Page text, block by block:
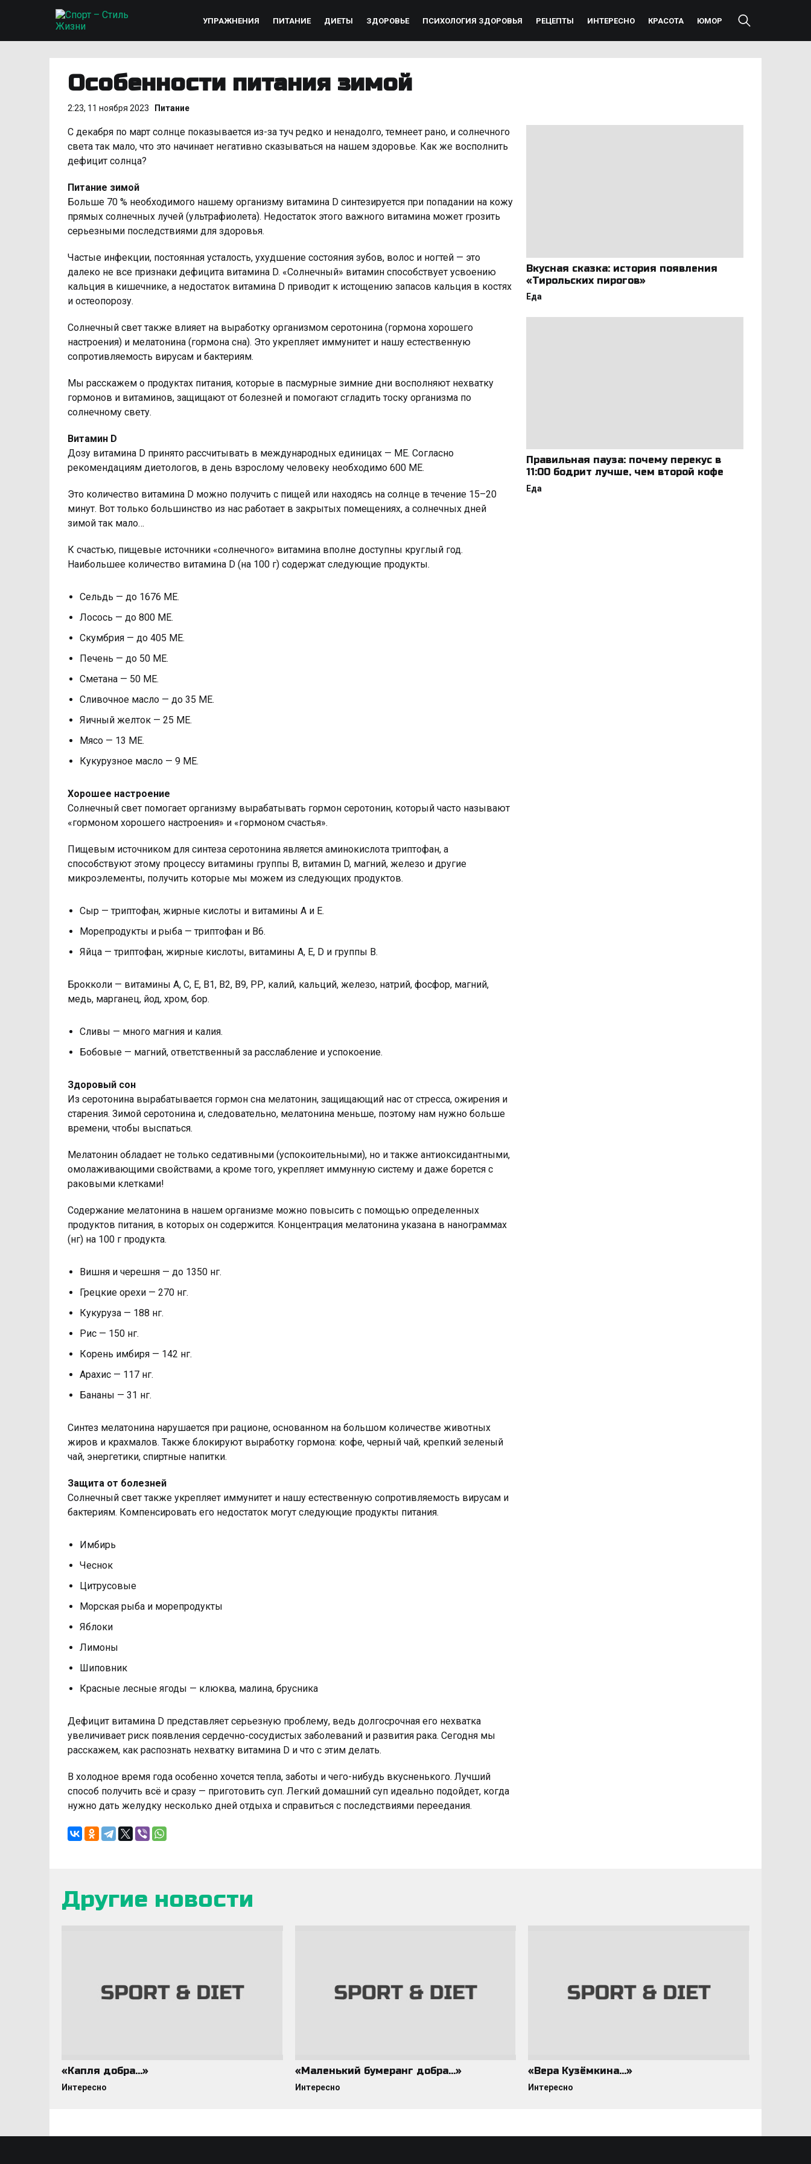
УПРАЖНЕНИЯ ПИТАНИЕ ДИЕТЫ ЗДОРОВЬЕ ПСИХОЛОГИЯ ЗДОРОВЬЯ РЕЦЕПТЫ ИНТЕРЕСНО КРАСОТА ЮМОР
Особенности питания зимой
2:23, 11 ноября 2023 Питание
С декабря по март солнце показывается из-за туч редко и ненадолго, темнеет рано, и солнечного
света так мало, что это начинает негативно сказываться на нашем здоровье. Как же восполнить
дефицит солнца?
Питание зимой
Больше 70 % необходимого нашему организму витамина D синтезируется при попадании на кожу
прямых солнечных лучей (ультрафиолета). Недостаток этого важного витамина может грозить
серьезными последствиями для здоровья.
Частые инфекции, постоянная усталость, ухудшение состояния зубов, волос и ногтей — это
далеко не все признаки дефицита витамина D. «Солнечный» витамин способствует усвоению
кальция в кишечнике, а недостаток витамина D приводит к истощению запасов кальция в костях
и остеопорозу.
Солнечный свет также влияет на выработку организмом серотонина (гормона хорошего
настроения) и мелатонина (гормона сна). Это укрепляет иммунитет и нашу естественную
сопротивляемость вирусам и бактериям.
Мы расскажем о продуктах питания, которые в пасмурные зимние дни восполняют нехватку
гормонов и витаминов, защищают от болезней и помогают сгладить тоску организма по
солнечному свету.
Витамин D
Дозу витамина D принято рассчитывать в международных единицах — МЕ. Согласно
рекомендациям диетологов, в день взрослому человеку необходимо 600 ME.
Это количество витамина D можно получить с пищей или находясь на солнце в течение 15–20
минут. Вот только большинство из нас работает в закрытых помещениях, а солнечных дней
зимой так мало…
К счастью, пищевые источники «солнечного» витамина вполне доступны круглый год.
Наибольшее количество витамина D (на 100 г) содержат следующие продукты.
Сельдь — до 1676 МЕ.
Лосось — до 800 МЕ.
Скумбрия — до 405 МЕ.
Печень — до 50 МЕ.
Сметана — 50 МЕ.
Сливочное масло — до 35 МЕ.
Яичный желток — 25 МЕ.
Мясо — 13 МЕ.
Кукурузное масло — 9 МЕ.
Хорошее настроение
Солнечный свет помогает организму вырабатывать гормон серотонин, который часто называют
«гормоном хорошего настроения» и «гормоном счастья».
Пищевым источником для синтеза серотонина является аминокислота триптофан, а
способствуют этому процессу витамины группы B, витамин D, магний, железо и другие
микроэлементы, получить которые мы можем из следующих продуктов.
Сыр — триптофан, жирные кислоты и витамины А и Е.
Морепродукты и рыба — триптофан и B6.
Яйца — триптофан, жирные кислоты, витамины А, Е, D и группы B.
Брокколи — витамины А, С, Е, В1, В2, В9, РР, калий, кальций, железо, натрий, фосфор, магний,
медь, марганец, йод, хром, бор.
Сливы — много магния и калия.
Бобовые — магний, ответственный за расслабление и успокоение.
Здоровый сон
Из серотонина вырабатывается гормон сна мелатонин, защищающий нас от стресса, ожирения и
старения. Зимой серотонина и, следовательно, мелатонина меньше, поэтому нам нужно больше
времени, чтобы выспаться.
Мелатонин обладает не только седативными (успокоительными), но и также антиоксидантными,
омолаживающими свойствами, а кроме того, укрепляет иммунную систему и даже борется с
раковыми клетками!
Содержание мелатонина в нашем организме можно повысить с помощью определенных
продуктов питания, в которых он содержится. Концентрация мелатонина указана в нанограммах
(нг) на 100 г продукта.
Вишня и черешня — до 1350 нг.
Грецкие орехи — 270 нг.
Кукуруза — 188 нг.
Рис — 150 нг.
Корень имбиря — 142 нг.
Арахис — 117 нг.
Бананы — 31 нг.
Синтез мелатонина нарушается при рационе, основанном на большом количестве животных
жиров и крахмалов. Также блокируют выработку гормона: кофе, черный чай, крепкий зеленый
чай, энергетики, спиртные напитки.
Защита от болезней
Солнечный свет также укрепляет иммунитет и нашу естественную сопротивляемость вирусам и
бактериям. Компенсировать его недостаток могут следующие продукты питания.
Имбирь
Чеснок
Цитрусовые
Морская рыба и морепродукты
Яблоки
Лимоны
Шиповник
Красные лесные ягоды — клюква, малина, брусника
Дефицит витамина D представляет серьезную проблему, ведь долгосрочная его нехватка
увеличивает риск появления сердечно-сосудистых заболеваний и развития рака. Сегодня мы
расскажем, как распознать нехватку витамина D и что с этим делать.
В холодное время года особенно хочется тепла, заботы и чего-нибудь вкусненького. Лучший
способ получить всё и сразу — приготовить суп. Легкий домашний суп идеально подойдет, когда
нужно дать желудку несколько дней отдыха и справиться с последствиями переедания.
Вкусная сказка: история появления
«Тирольских пирогов»
Еда
Правильная пауза: почему перекус в
11:00 бодрит лучше, чем второй кофе
Еда
Другие новости
«Капля добра…»
Интересно
«Маленький бумеранг добра…»
Интересно
«Вера Кузёмкина…»
Интересно